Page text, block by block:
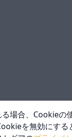
合、Cookieの
を無効にす